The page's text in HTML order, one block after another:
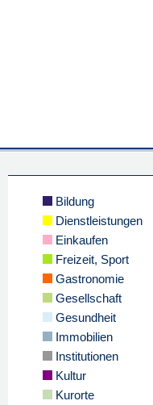
Bildung
Dienstleistungen
Einkaufen
Freizeit, Sport
Gastronomie
Gesellschaft
Gesundheit
Immobilien
Institutionen
Kultur
Kurorte